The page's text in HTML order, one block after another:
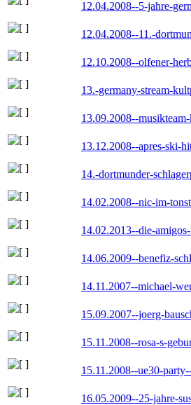
12.04.2008--5-jahre-
12.04.2008--11.-
12.10.2008--olfener-
13.-germany-stream-
13.09.2008--
13.12.2008--apres-ski-
14.-dortmunder-
14.02.2008--nic-im-
14.02.2013--die-
14.06.2009--benefiz-
14.11.2007--michael-
15.09.2007--joerg-
15.11.2008--rosa-s-
15.11.2008--ue30-
16.05.2009--25-jahre-